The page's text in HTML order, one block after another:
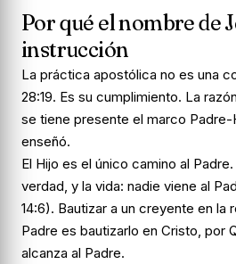
Por qué el nombre de
instrucción
La práctica apostólica no es una
28:19. Es su cumplimiento. La
se tiene presente el marco
enseñó.
El Hijo es el único camino al
verdad, y la vida: nadie viene al
14:6). Bautizar a un creyente en la
Padre es bautizarlo en Cristo, por
alcanza al Padre.